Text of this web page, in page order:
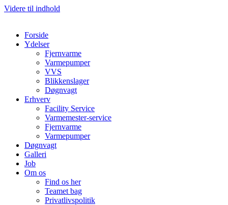
Videre til indhold
Forside
Ydelser
Fjernvarme
Varmepumper
VVS
Blikkenslager
Døgnvagt
Erhverv
Facility Service
Varmemester-service
Fjernvarme
Varmepumper
Døgnvagt
Galleri
Job
Om os
Find os her
Teamet bag
Privatlivspolitik